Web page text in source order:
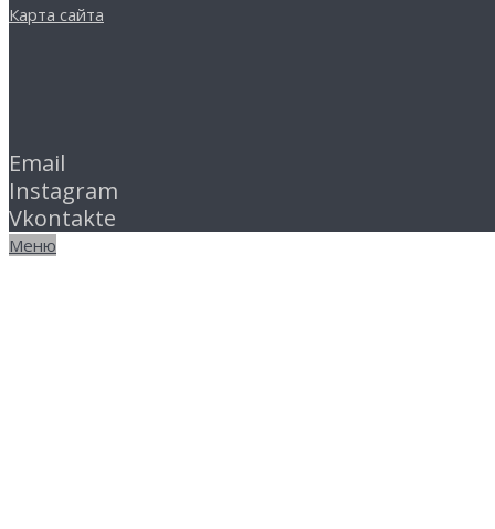
Карта сайта
Email
Instagram
Vkontakte
Меню